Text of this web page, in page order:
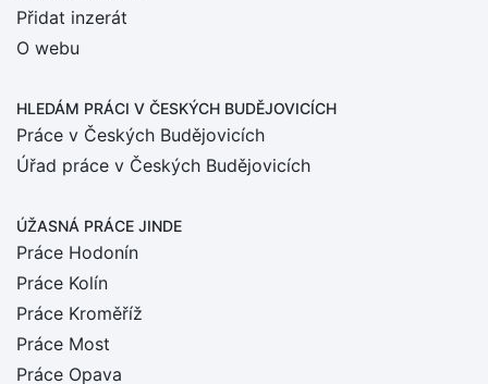
Přidat inzerát
O webu
HLEDÁM PRÁCI V ČESKÝCH BUDĚJOVICÍCH
Práce v Českých Budějovicích
Úřad práce v Českých Budějovicích
ÚŽASNÁ PRÁCE JINDE
Práce Hodonín
Práce Kolín
Práce Kroměříž
Práce Most
Práce Opava